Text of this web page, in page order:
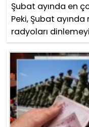
Şubat ayında en
Peki, Şubat
radyoları